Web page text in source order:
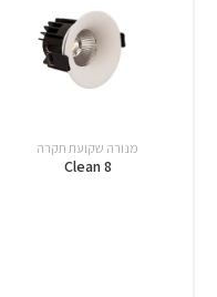
מנורה שקועת תקרה
Clean 8